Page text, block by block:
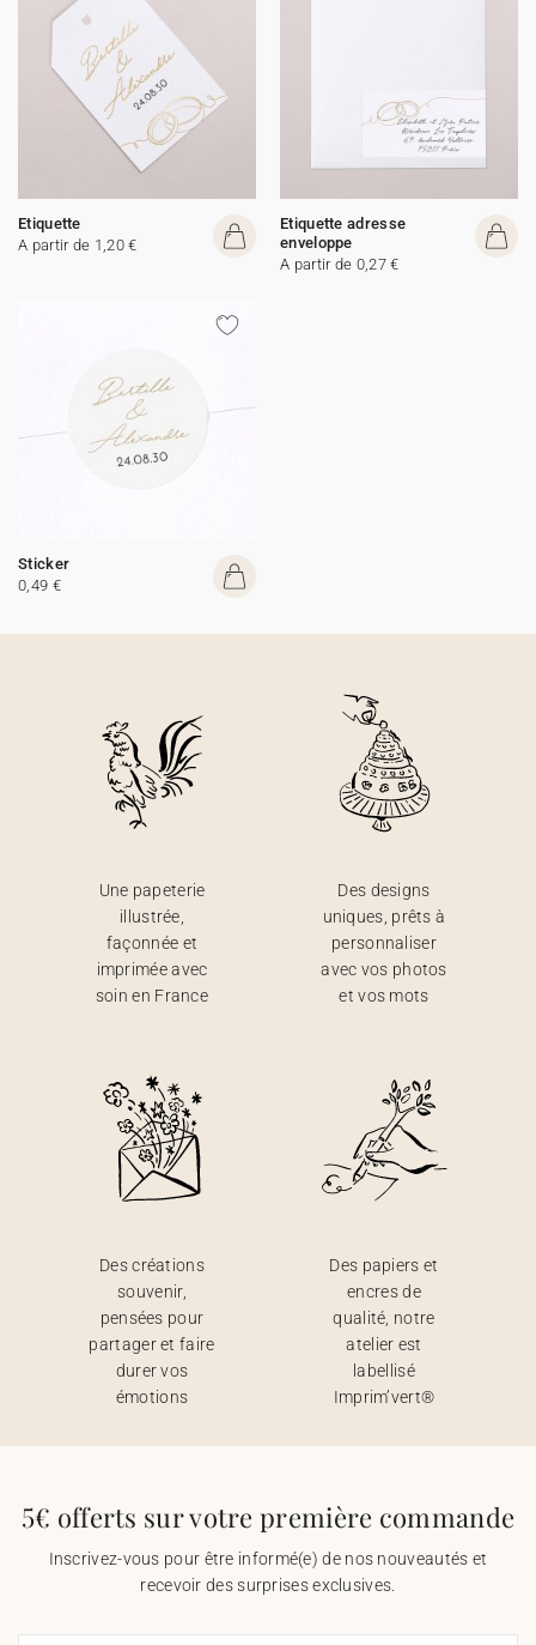
Etiquette
A partir de 1,20 €
Etiquette adresse
enveloppe
A partir de 0,27 €
Sticker
0,49 €
Une papeterie
illustrée,
façonnée et
imprimée avec
soin en France
Des designs
uniques, prêts à
personnaliser
avec vos photos
et vos mots
Des créations
souvenir,
pensées pour
partager et faire
durer vos
émotions
Des papiers et
encres de
qualité, notre
atelier est
labellisé
Imprim’vert®
5€ offerts sur votre première commande
Inscrivez-vous pour être informé(e) de nos nouveautés et
recevoir des surprises exclusives.